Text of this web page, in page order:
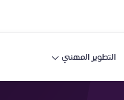
التطوير المهني